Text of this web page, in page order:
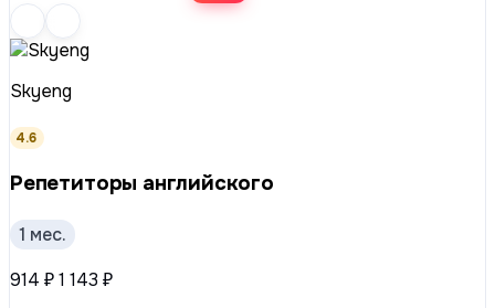
Skyeng
4.6
Репетиторы английского
1 мес.
914 ₽1 143 ₽